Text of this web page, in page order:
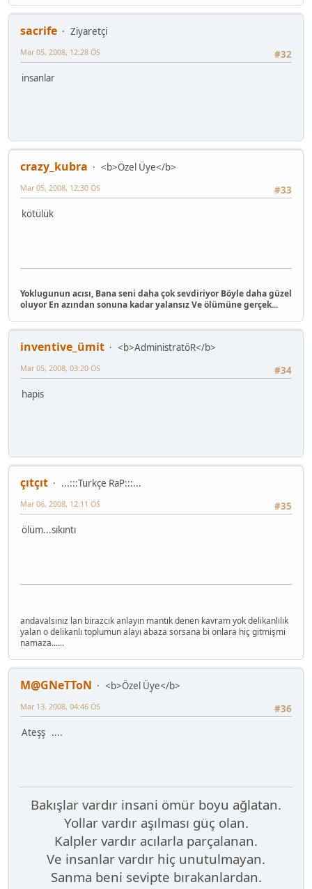
sacrife
Ziyaretçi
#32
Mar 05, 2008, 12:28 ÖS
insanlar
crazy_kubra
<b>Özel Üye</b>
#33
Mar 05, 2008, 12:30 ÖS
kötülük
Yoklugunun acısı, Bana seni daha çok sevdiriyor Böyle daha güzel
oluyor En azından sonuna kadar yalansız Ve ölümüne gerçek...
inventive_ümit
<b>AdministratöR</b>
#34
Mar 05, 2008, 03:20 ÖS
hapis
çıtçıt
...:::Turkçe RaP:::...
#35
Mar 06, 2008, 12:11 ÖS
ölüm...sıkıntı
andavalsınız lan birazcık anlayın mantık denen kavram yok delikanlılık
yalan o delikanlı toplumun alayı abaza sorsana bi onlara hiç gitmişmi
namaza......
M@GNeTToN
<b>Özel Üye</b>
#36
Mar 13, 2008, 04:46 ÖS
Ateşş ....
Bakışlar vardır insani ömür boyu ağlatan.
Yollar vardır aşılması güç olan.
Kalpler vardır acılarla parçalanan.
Ve insanlar vardır hiç unutulmayan.
Sanma beni sevipte bırakanlardan.